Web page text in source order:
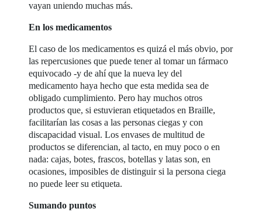
vayan uniendo muchas más.
En los medicamentos
El caso de los medicamentos es quizá el más obvio, por
las repercusiones que puede tener al tomar un fármaco
equivocado -y de ahí que la nueva ley del
medicamento haya hecho que esta medida sea de
obligado cumplimiento. Pero hay muchos otros
productos que, si estuvieran etiquetados en Braille,
facilitarían las cosas a las personas ciegas y con
discapacidad visual. Los envases de multitud de
productos se diferencian, al tacto, en muy poco o en
nada: cajas, botes, frascos, botellas y latas son, en
ocasiones, imposibles de distinguir si la persona ciega
no puede leer su etiqueta.
Sumando puntos